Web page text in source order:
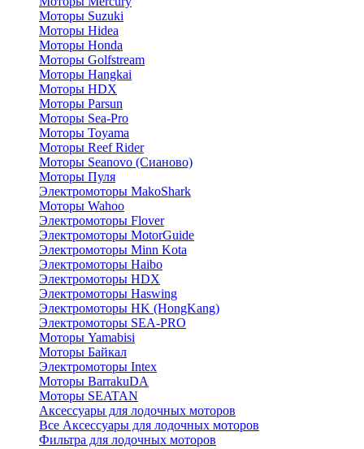
Моторы Suzuki
Моторы Hidea
Моторы Honda
Моторы Golfstream
Моторы Hangkai
Моторы HDX
Моторы Parsun
Моторы Sea-Pro
Моторы Toyama
Моторы Reef Rider
Моторы Seanovo (Сианово)
Моторы Пуля
Электромоторы MakoShark
Моторы Wahoo
Электромоторы Flover
Электромоторы MotorGuide
Электромоторы Minn Kota
Электромоторы Haibo
Электромоторы HDX
Электромоторы Haswing
Электромоторы HK (HongKang)
Электромоторы SEA-PRO
Моторы Yamabisi
Моторы Байкал
Электромоторы Intex
Моторы BarrakuDA
Моторы SEATAN
Аксессуары для лодочных моторов
Все Аксессуары для лодочных моторов
Фильтра для лодочных моторов